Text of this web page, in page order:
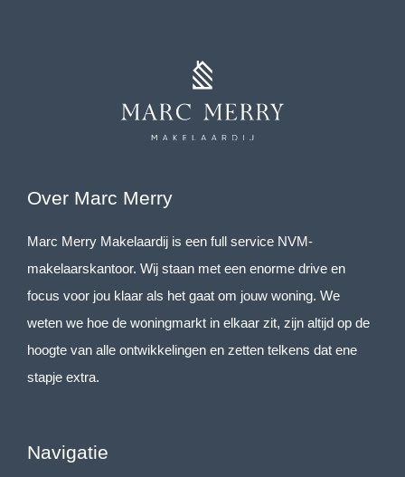
Over Marc Merry
Marc Merry Makelaardij is een full service NVM-
makelaarskantoor. Wij staan met een enorme drive en
focus voor jou klaar als het gaat om jouw woning. We
weten we hoe de woningmarkt in elkaar zit, zijn altijd op de
hoogte van alle ontwikkelingen en zetten telkens dat ene
stapje extra.
Navigatie